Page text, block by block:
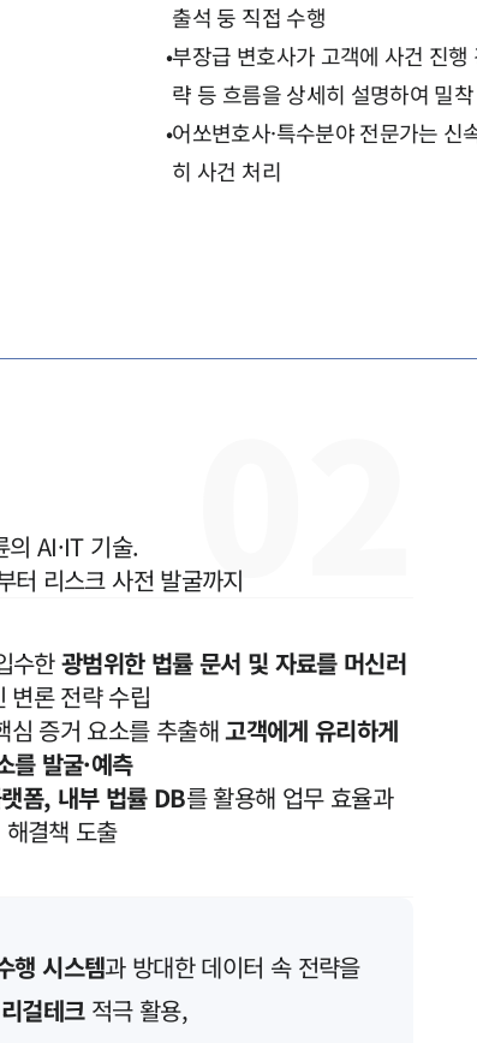
출석 둥 직접 수행
•부장급 변호사가 고객에 사건 진
략 등 흐름을 상세히 설명하여 밀
•어쏘변호사·특수분야 전문가는
히 사건 처리
AI·IT 기술.
0
수한광범위한 법률 문서 및 자료를 머신러
변론 전략 수립
심 증거 요소를 추출해고객에게 유리하게
를 발굴·예측
폼, 내부 법률 DB를 활용해 업무 효율과
결책 도출
행 시스템과 방대한 데이터 속 전략을
리걸테크적극 활용,